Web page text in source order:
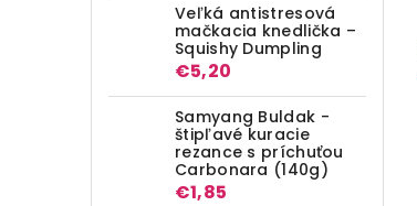
Veľká antistresová
mačkacia knedlička –
Squishy Dumpling
€5,20
Samyang Buldak -
štipľavé kuracie
rezance s príchuťou
Carbonara (140g)
€1,85